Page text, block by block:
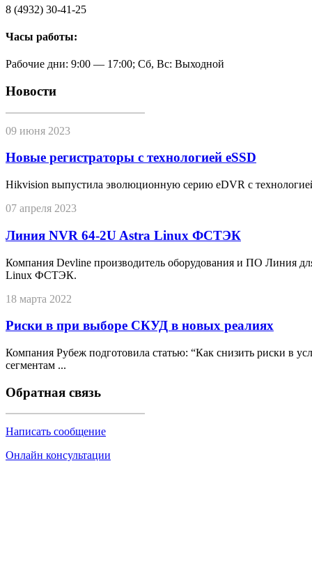
8 (4932) 30-41-25
Часы работы:
Рабочие дни: 9:00 — 17:00; Сб, Вс: Выходной
Новости
09 июня 2023
Новые регистраторы с технологией eSSD
Hikvision выпустила эволюционную серию eDVR с
07 апреля 2023
Линия NVR 64-2U Astra Linux ФСТЭК
Компания Devline производитель оборудования и ПО Линия
Linux ФСТЭК.
18 марта 2022
Риски в при выборе СКУД в новых реалиях
Компания Рубеж подготовила статью: “Как снизить риски в
сегментам ...
Обратная связь
Написать сообщение
Онлайн консультации